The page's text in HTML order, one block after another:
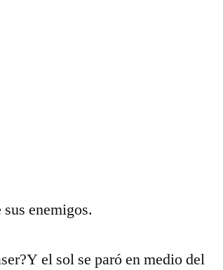
enemigos.
el sol se paró en medio del